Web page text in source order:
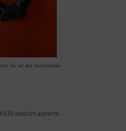
Sie auf das Vorschaubild
seitricht aufrecht